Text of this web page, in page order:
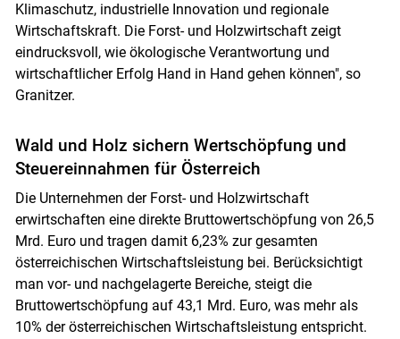
Klimaschutz, industrielle Innovation und regionale
Wirtschaftskraft. Die Forst- und Holzwirtschaft zeigt
eindrucksvoll, wie ökologische Verantwortung und
wirtschaftlicher Erfolg Hand in Hand gehen können", so
Granitzer.
Wald und Holz sichern Wertschöpfung und
Steuereinnahmen für Österreich
Die Unternehmen der Forst- und Holzwirtschaft
erwirtschaften eine direkte Bruttowertschöpfung von 26,5
Mrd. Euro und tragen damit 6,23% zur gesamten
österreichischen Wirtschaftsleistung bei. Berücksichtigt
man vor- und nachgelagerte Bereiche, steigt die
Bruttowertschöpfung auf 43,1 Mrd. Euro, was mehr als
10% der österreichischen Wirtschaftsleistung entspricht.